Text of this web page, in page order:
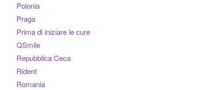
Polonia
Praga
Prima di iniziare le cure
QSmile
Repubblica Ceca
Rident
Romania